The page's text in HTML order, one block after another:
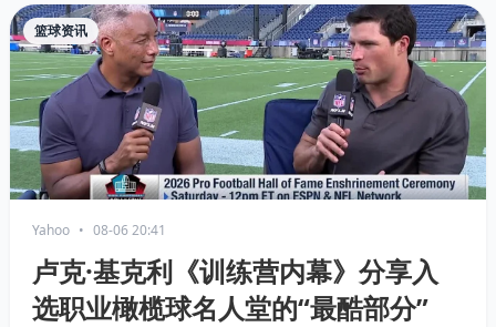
篮球资讯
Yahoo • 08-06 20:41
卢克·基克利《训练营内幕》分享入
选职业橄榄球名人堂的“最酷部分”